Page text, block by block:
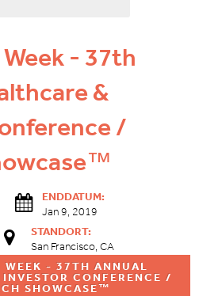
- 37th
&
/
ENDDATUM:
Jan 9, 2019
STANDORT:
San Francisco, CA
WEEK - 37TH ANNUAL
CONFERENCE /
SHOWCASE™